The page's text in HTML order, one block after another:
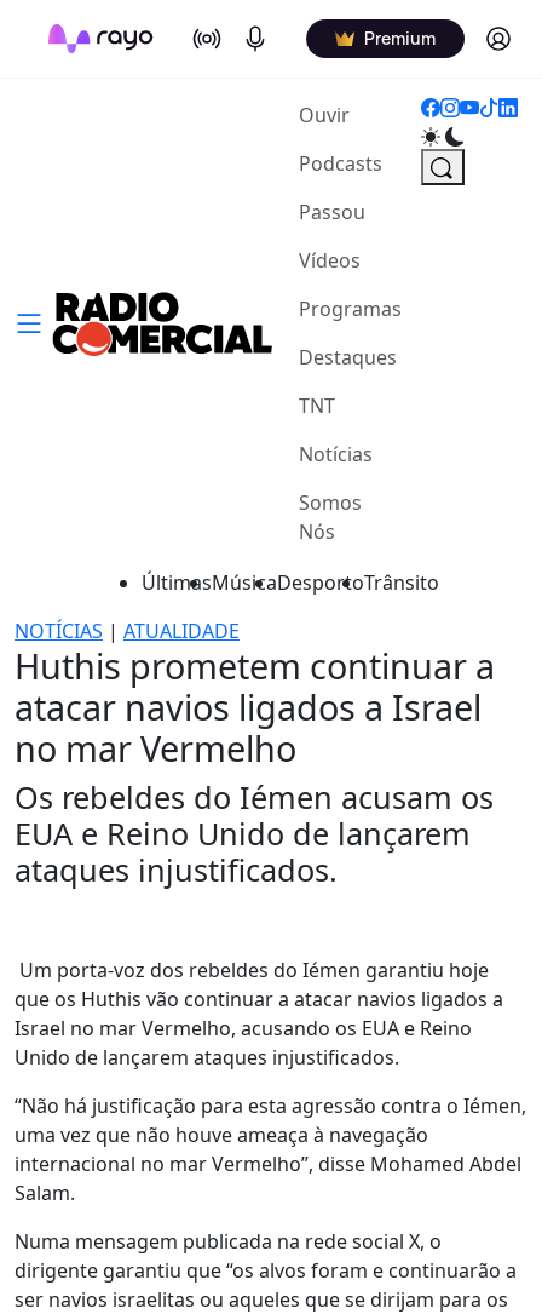
On Air Podcasts Premium Log in
Ouvir(current)
Podcasts
Passou
Vídeos
Programas
Destaques
TNT
Notícias
Somos
Nós
ÚltimasMúsicaDesportoTrânsito
NOTÍCIAS | ATUALIDADE
Huthis prometem continuar a
atacar navios ligados a Israel
no mar Vermelho
Os rebeldes do Iémen acusam os
EUA e Reino Unido de lançarem
ataques injustificados.
Um porta-voz dos rebeldes do Iémen garantiu hoje
que os Huthis vão continuar a atacar navios ligados a
Israel no mar Vermelho, acusando os EUA e Reino
Unido de lançarem ataques injustificados.
“Não há justificação para esta agressão contra o Iémen,
uma vez que não houve ameaça à navegação
internacional no mar Vermelho”, disse Mohamed Abdel
Salam.
Numa mensagem publicada na rede social X, o
dirigente garantiu que “os alvos foram e continuarão a
ser navios israelitas ou aqueles que se dirijam para os